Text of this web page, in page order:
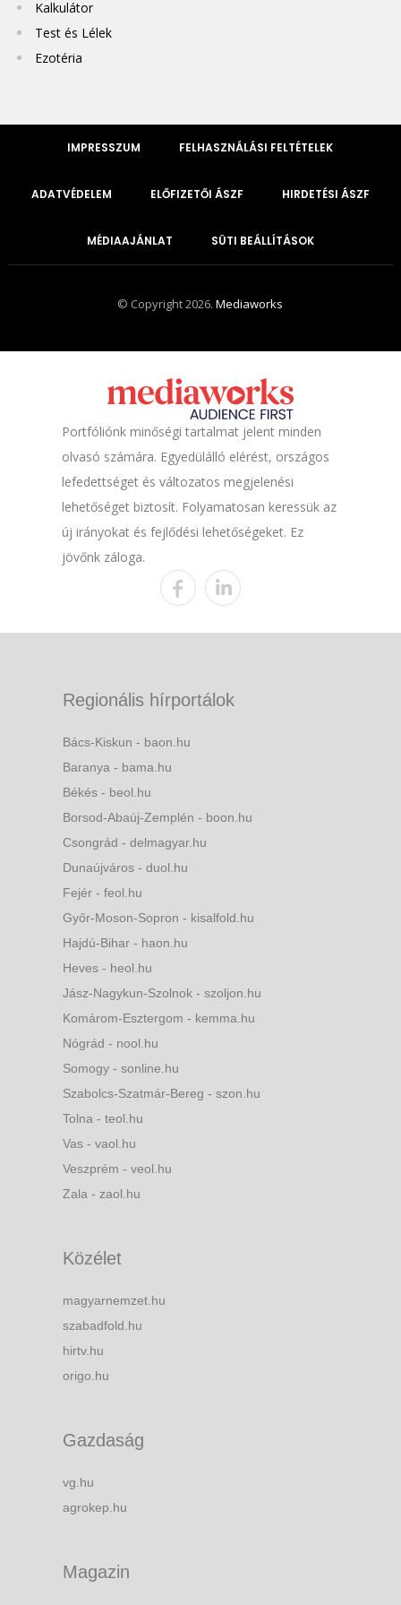
Kalkulátor
Test és Lélek
Ezotéria
IMPRESSZUM FELHASZNÁLÁSI FELTÉTELEK
ADATVÉDELEM ELŐFIZETŐI ÁSZF HIRDETÉSI ÁSZF
MÉDIAAJÁNLAT SÜTI BEÁLLÍTÁSOK
© Copyright 2026.Mediaworks
Portfóliónk minőségi tartalmat jelent minden
olvasó számára. Egyedülálló elérést, országos
lefedettséget és változatos megjelenési
lehetőséget biztosít. Folyamatosan keressük az
új irányokat és fejlődési lehetőségeket. Ez
jövőnk záloga.
Regionális hírportálok
Bács-Kiskun - baon.hu
Baranya - bama.hu
Békés - beol.hu
Borsod-Abaúj-Zemplén - boon.hu
Csongrád - delmagyar.hu
Dunaújváros - duol.hu
Fejér - feol.hu
Győr-Moson-Sopron - kisalfold.hu
Hajdú-Bihar - haon.hu
Heves - heol.hu
Jász-Nagykun-Szolnok - szoljon.hu
Komárom-Esztergom - kemma.hu
Nógrád - nool.hu
Somogy - sonline.hu
Szabolcs-Szatmár-Bereg - szon.hu
Tolna - teol.hu
Vas - vaol.hu
Veszprém - veol.hu
Zala - zaol.hu
Közélet
magyarnemzet.hu
szabadfold.hu
hirtv.hu
origo.hu
Gazdaság
vg.hu
agrokep.hu
Magazin